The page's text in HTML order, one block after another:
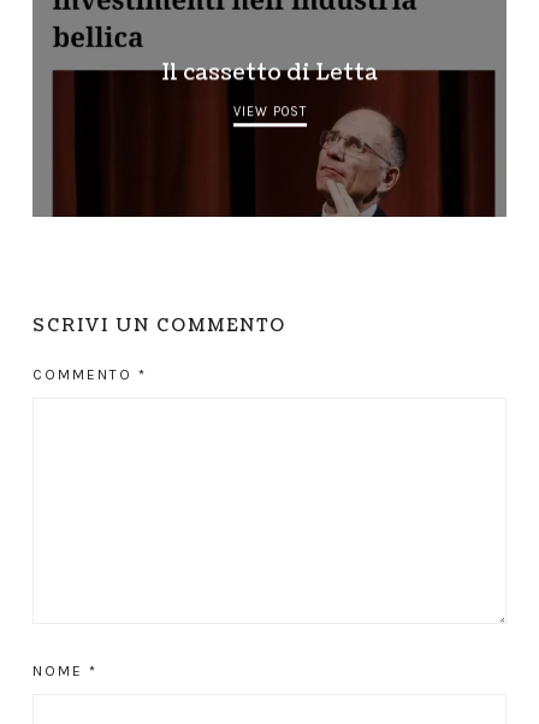
Il cassetto di Letta
VIEW POST
SCRIVI UN COMMENTO
COMMENTO *
NOME *